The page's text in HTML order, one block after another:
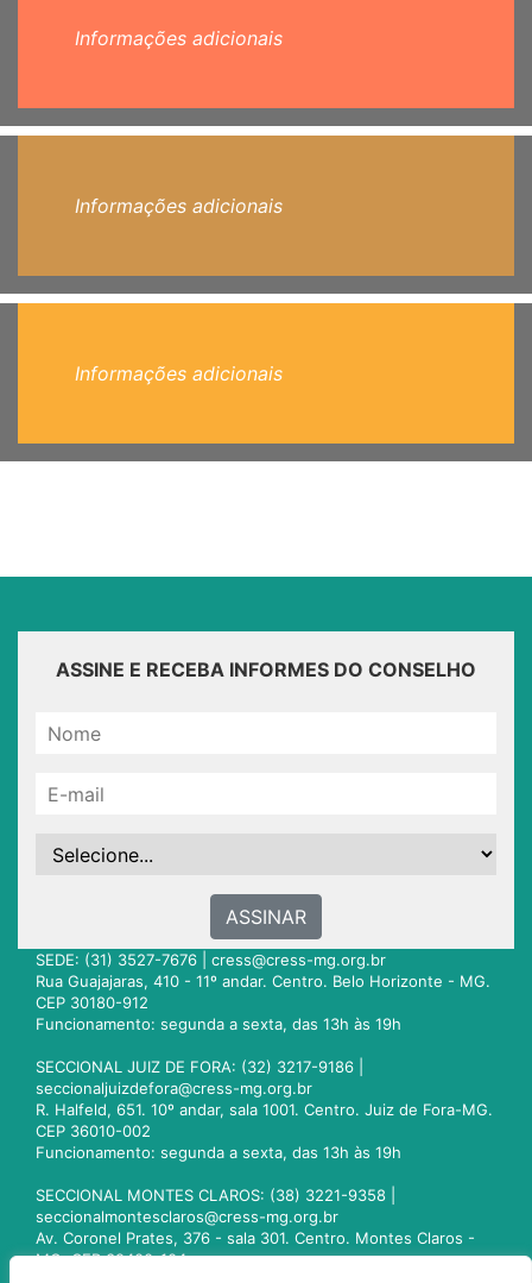
Informações adicionais
Informações adicionais
Informações adicionais
ASSINE E RECEBA INFORMES DO CONSELHO
ASSINAR
SEDE: (31) 3527-7676 | cress@cress-mg.org.br
Rua Guajajaras, 410 - 11º andar. Centro. Belo Horizonte - MG.
CEP 30180-912
Funcionamento: segunda a sexta, das 13h às 19h
SECCIONAL JUIZ DE FORA: (32) 3217-9186 |
seccionaljuizdefora@cress-mg.org.br
R. Halfeld, 651. 10º andar, sala 1001. Centro. Juiz de Fora-MG.
CEP 36010-002
Funcionamento: segunda a sexta, das 13h às 19h
SECCIONAL MONTES CLAROS: (38) 3221-9358 |
seccionalmontesclaros@cress-mg.org.br
Av. Coronel Prates, 376 - sala 301. Centro. Montes Claros -
MG. CEP 39400-104